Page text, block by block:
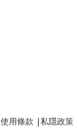
使用條款 |私隱政策